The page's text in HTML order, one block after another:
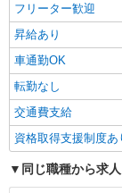
フリーター歓迎
昇給あり
車通勤OK
転勤なし
交通費支給
資格取得支援制度あ
同じ職種から求